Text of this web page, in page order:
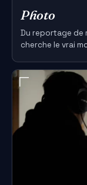
Photo
Du reportage de
cherche le vrai